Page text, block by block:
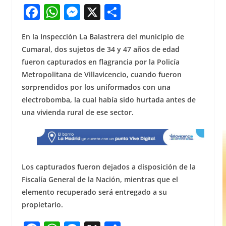
F
c
e
b
o
o
k
W
h
at
s
A
p
p
M
ss
e
n
g
er
X S
h
ar
e
En la Inspección La Balastrera del municipio de
Cumaral, dos sujetos de 34 y 47 años de edad
fueron capturados en flagrancia por la Policía
Metropolitana de Villavicencio, cuando fueron
sorprendidos por los uniformados con una
electrobomba, la cual había sido hurtada antes de
una vivienda rural de ese sector.
Los capturados fueron dejados a disposición de la
Fiscalía General de la Nación, mientras que el
elemento recuperado será entregado a su
propietario.